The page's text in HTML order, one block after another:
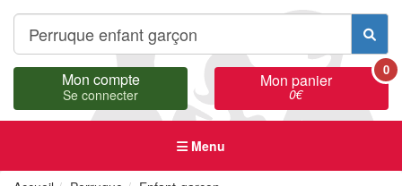
Mon compte
Se connecter
Mon panier
0€
0
Menu